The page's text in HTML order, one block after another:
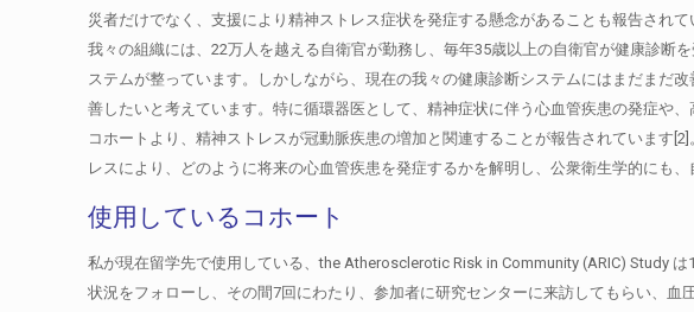
災者だけでなく、支援により精神ストレス症状を発症する懸念があることも報告されて
我々の組織には、22万人を越える自衛官が勤務し、毎年35歳以上の自衛官が健康診断
ステムが整っています。しかしながら、現在の我々の健康診断システムにはまだまだ
善したいと考えています。特に循環器医として、精神症状に伴う心血管疾患の発症や
コホートより、精神ストレスが冠動脈疾患の増加と関連することが報告されています
レスにより、どのように将来の心血管疾患を発症するかを解明し、公衆衛生学的にも
使用しているコホート
私が現在留学先で使用している、the Atherosclerotic Risk in Community (ARIC) Study
状況をフォローし、その間7回にわたり、参加者に研究センターに来訪してもらい、